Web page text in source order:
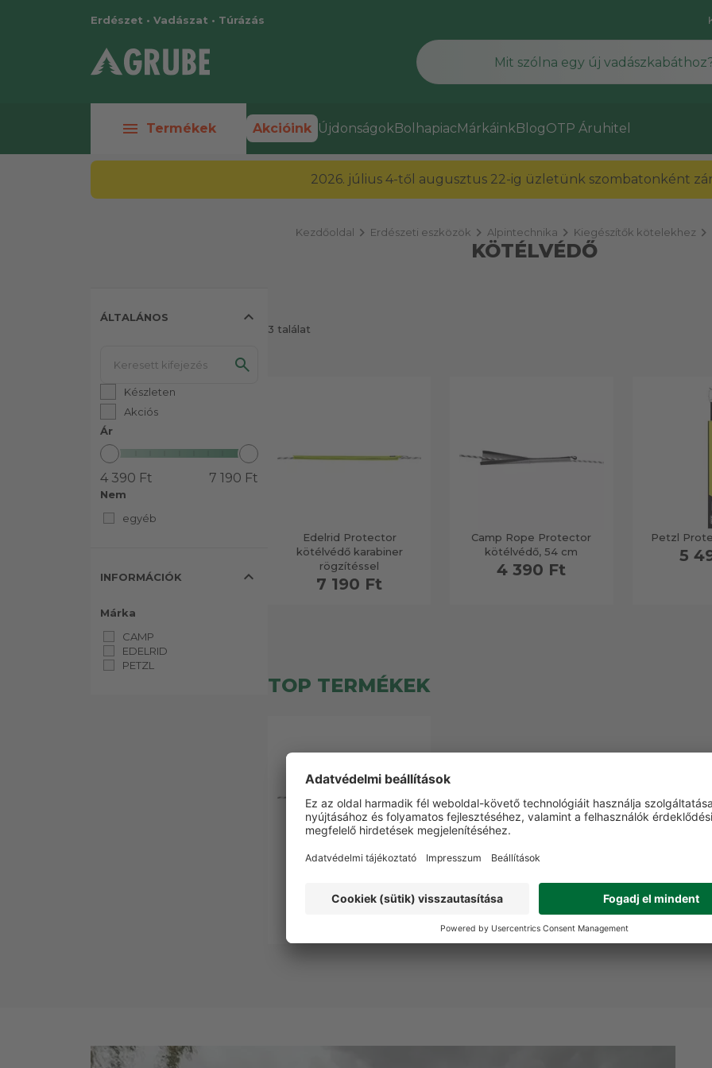
Erdészet • Vadászat • Túrázás
menu Termékek Akcióink ÚjdonságokBolhapiacMárkáinkBlogOTP Áruhitel
2026. július 4-től augusztus 22-ig üzletünk szombatonként
Kezdőoldal chevron_right Erdészeti eszközök chevron_right Alpintechnika chevron_right Kiegészítők kötelekhez chevron_right
KÖTÉLVÉDŐ
3 találat
Edelrid Protector
kötélvédő karabiner
rögzítéssel
7 190 Ft
Camp Rope Protector
kötélvédő, 54 cm
4 390 Ft
Petzl
5
TOP TERMÉKEK
kötélvédő karabiner
rögzítéssel
ÁLTALÁNOS expand_less
Készleten
Akciós
Ár
4 390 Ft 7 190 Ft
Nem
egyéb
INFORMÁCIÓK expand_less
Márka
CAMP
EDELRID
PETZL